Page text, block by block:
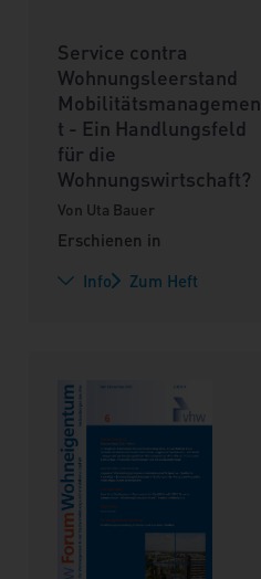
Service contra
Wohnungsleerstand
Mobilitätsmanagemen
t - Ein Handlungsfeld
für die
Wohnungswirtschaft?
Von Uta Bauer
Erschienen in
Info
Zum Heft